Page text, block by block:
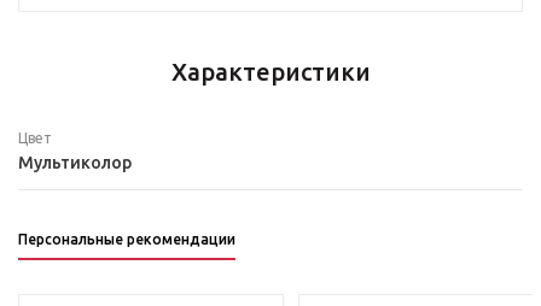
Характеристики
Цвет
Мультиколор
Персональные рекомендации